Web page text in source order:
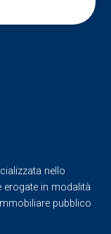
nello
erogate in modalità
pubblico